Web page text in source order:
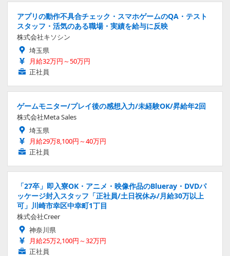
アプリの動作不具合チェック・スマホゲームのQA・テスト
スタッフ・活気のある職場・実績を給与に反映
株式会社キソシン
埼玉県
月給32万円～50万円
正社員
ゲームモニター/プレイ後の感想入力/未経験OK/昇給年2回
株式会社Meta Sales
埼玉県
月給29万8,100円～40万円
正社員
「27卒」即入寮OK・アニメ・映像作品のBlueray・DVDパ
ッケージ封入スタッフ「正社員/土日祝休み/月給30万以上
可」川崎市幸区中幸町1丁目
株式会社Creer
神奈川県
月給25万2,100円～32万円
正社員